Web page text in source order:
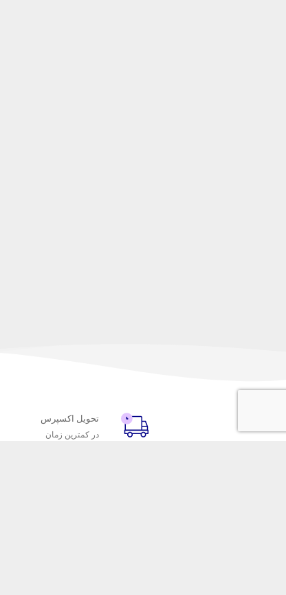
تحویل اکسپرس
در کمترین زمان